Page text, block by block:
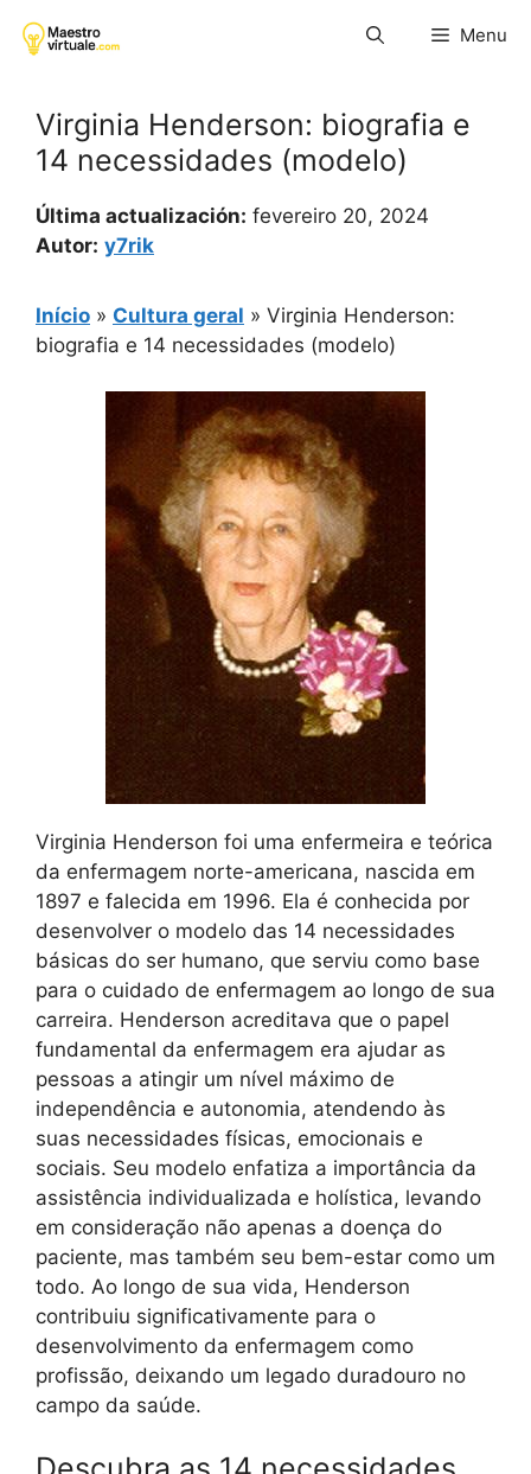
para
Menu
Virginia Henderson: biografia e
14 necessidades (modelo)
Última actualización: fevereiro 20, 2024
Autor: y7rik
Início » Cultura geral » Virginia Henderson:
biografia e 14 necessidades (modelo)
Virginia Henderson foi uma enfermeira e teórica
da enfermagem norte-americana, nascida em
1897 e falecida em 1996. Ela é conhecida por
desenvolver o modelo das 14 necessidades
básicas do ser humano, que serviu como base
para o cuidado de enfermagem ao longo de sua
carreira. Henderson acreditava que o papel
fundamental da enfermagem era ajudar as
pessoas a atingir um nível máximo de
independência e autonomia, atendendo às
suas necessidades físicas, emocionais e
sociais. Seu modelo enfatiza a importância da
assistência individualizada e holística, levando
em consideração não apenas a doença do
paciente, mas também seu bem-estar como um
todo. Ao longo de sua vida, Henderson
contribuiu significativamente para o
desenvolvimento da enfermagem como
profissão, deixando um legado duradouro no
campo da saúde.